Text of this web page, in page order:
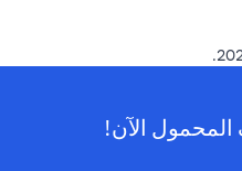
المحمول الآن!